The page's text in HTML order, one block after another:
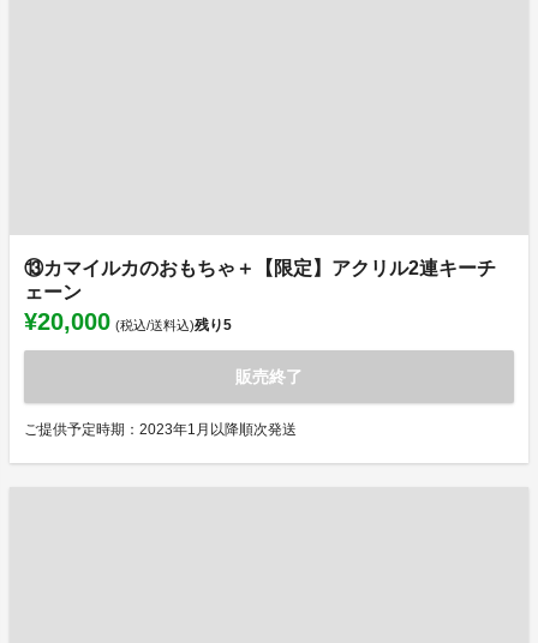
⑬カマイルカのおもちゃ＋【限定】アクリル2連キーチ
ェーン
¥20,000 (税込/送料込)残り5
販売終了
ご提供予定時期：2023年1月以降順次発送